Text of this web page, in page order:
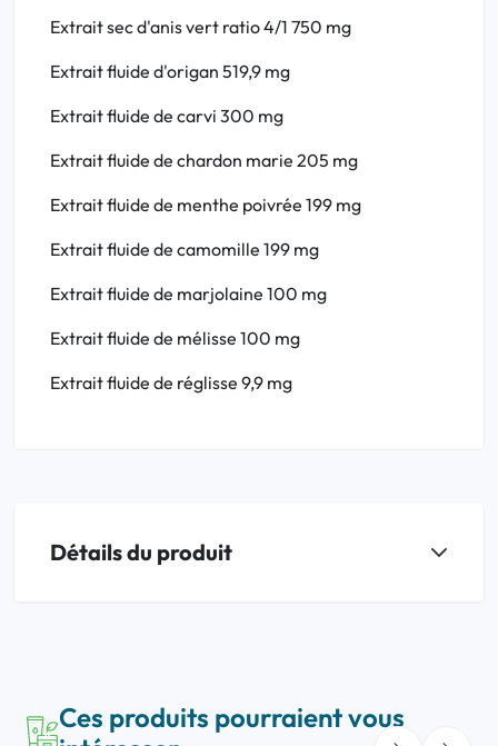
Extrait sec d'anis vert ratio 4/1 750 mg
Extrait fluide d'origan 519,9 mg
Extrait fluide de carvi 300 mg
Extrait fluide de chardon marie 205 mg
Extrait fluide de menthe poivrée 199 mg
Extrait fluide de camomille 199 mg
Extrait fluide de marjolaine 100 mg
Extrait fluide de mélisse 100 mg
Extrait fluide de réglisse 9,9 mg
Détails du produit
Ces produits pourraient vous